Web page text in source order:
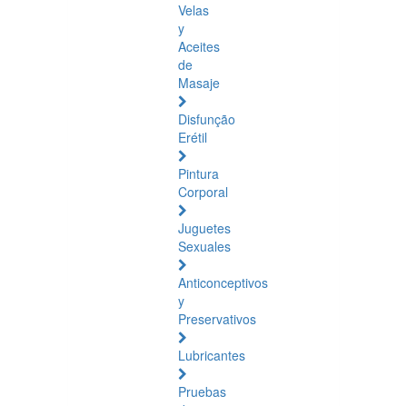
Velas
y
Aceites
de
Masaje
Disfunção
Erétil
Pintura
Corporal
Juguetes
Sexuales
Anticonceptivos
y
Preservativos
Lubricantes
Pruebas